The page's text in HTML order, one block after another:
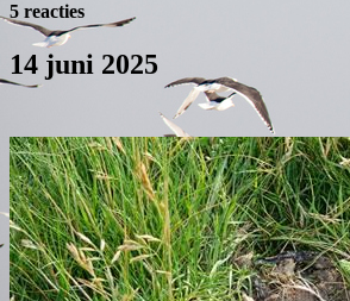
5 reacties
14 juni 2025